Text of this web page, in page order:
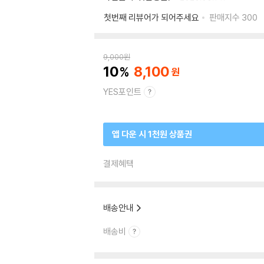
첫번째 리뷰어가 되어주세요
판매지수 300
9,000원
10 8,100
YES포인트
앱 다운 시 1천원 상품권
결제혜택
배송안내
배송비